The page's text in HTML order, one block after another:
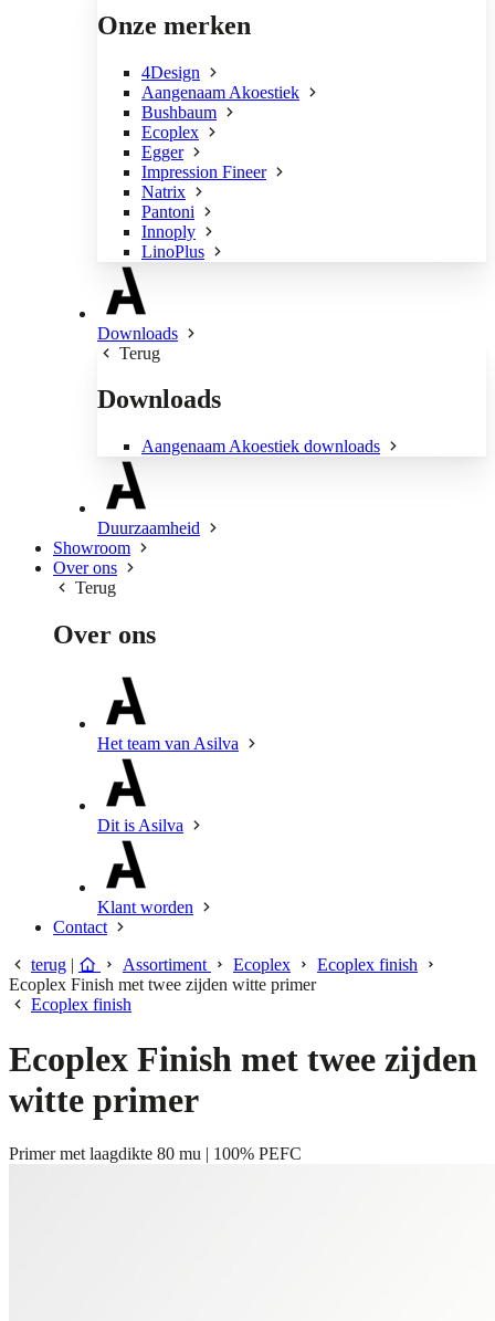
Onze merken
4Design
Aangenaam Akoestiek
Bushbaum
Ecoplex
Egger
Impression Fineer
Natrix
Pantoni
Innoply
LinoPlus
Downloads
Terug
Downloads
Aangenaam Akoestiek downloads
Duurzaamheid
Showroom
Over ons
Terug
Over ons
Het team van Asilva
Dit is Asilva
Klant worden
Contact
terug | Assortiment Ecoplex
Ecoplex finish
Ecoplex Finish met twee zijden witte primer
Ecoplex finish
Ecoplex Finish met twee zijden
witte primer
Primer met laagdikte 80 mu | 100% PEFC